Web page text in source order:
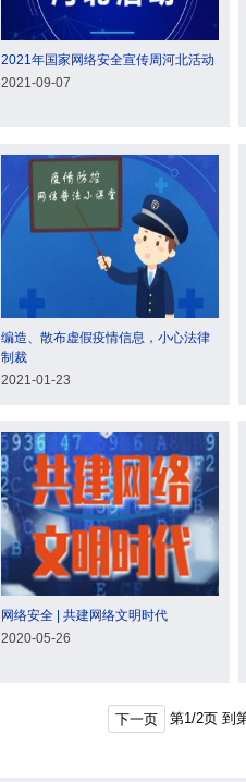
2021年国家网络安全宣传周河北活动
2021-09-07
编造、散布虚假疫情信息，小心法律
制裁
2021-01-23
网络安全 | 共建网络文明时代
2020-05-26
下一页 第1/2页 到